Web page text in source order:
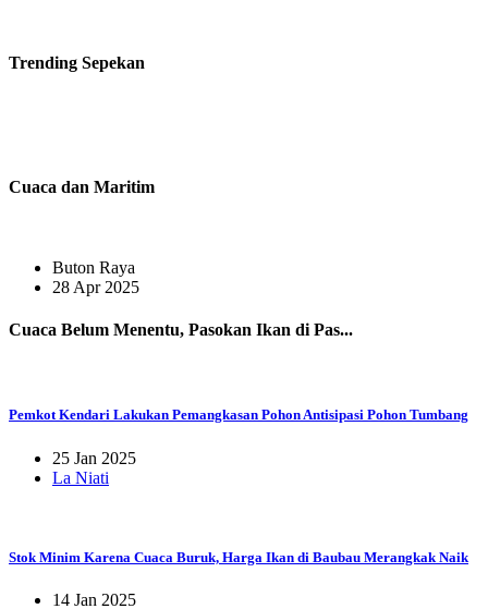
Trending Sepekan
Cuaca dan Maritim
Buton Raya
28 Apr 2025
Cuaca Belum Menentu, Pasokan Ikan di Pas...
Pemkot Kendari Lakukan Pemangkasan Pohon Antisipasi Pohon Tumbang
25 Jan 2025
La Niati
Stok Minim Karena Cuaca Buruk, Harga Ikan di Baubau Merangkak Naik
14 Jan 2025